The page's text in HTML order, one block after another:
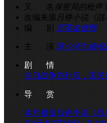
又 名 保密局的枪声
改编来源 吕铮小说《战
编 剧
郑荃金德顺
主 演 陈少泽向梅倪
剧 情
抗日战争胜利后，国
导 赏
本片根据吕铮小说《